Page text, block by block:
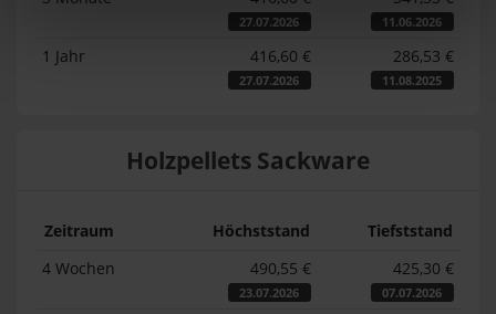
27.07.2026 11.06.2026
1 Jahr 416,60 €
27.07.2026
286,53 €
11.08.2025
Holzpellets Sackware
Zeitraum Höchststand
Tiefststand
4 Wochen
490,55 €
23.07.2026
425,30 €
07.07.2026